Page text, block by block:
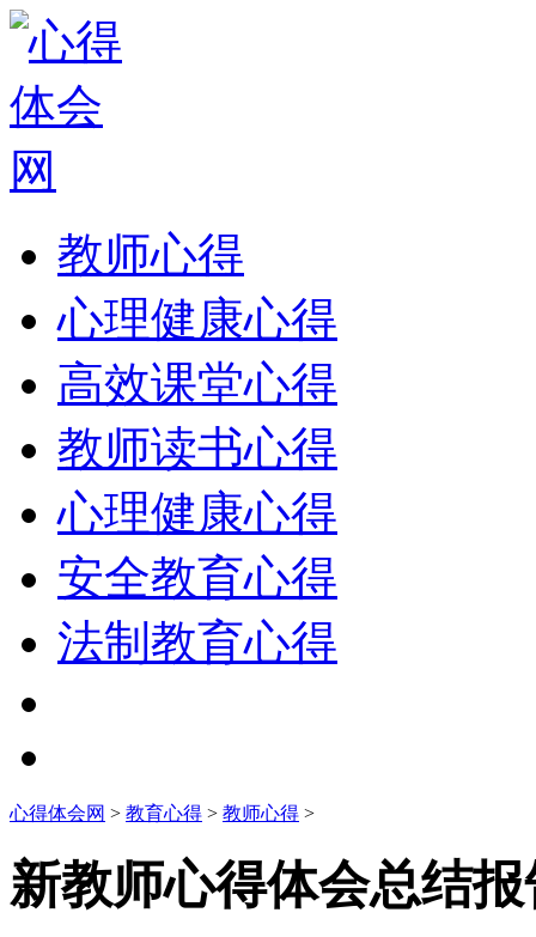
教师心得
心理健康心得
高效课堂心得
教师读书心得
心理健康心得
安全教育心得
法制教育心得
心得体会网 > 教育心得 > 教师心得 >
新教师心得体会总结报